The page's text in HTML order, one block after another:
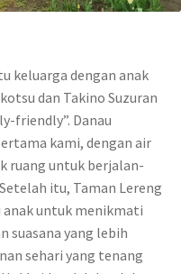
keluarga dengan anak
dan Takino Suzuran
friendly”. Danau
kami, dengan air
ruang untuk berjalan-
itu, Taman Lereng
anak untuk menikmati
suasana yang lebih
sehari yang tenang